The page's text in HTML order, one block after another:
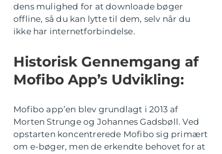
dens mulighed for at downloade bøger
offline, så du kan lytte til dem, selv når du
ikke har internetforbindelse.
Historisk Gennemgang af
Mofibo App’s Udvikling:
Mofibo app’en blev grundlagt i 2013 af
Morten Strunge og Johannes Gadsbøll. Ved
opstarten koncentrerede Mofibo sig primært
om e-bøger, men de erkendte behovet for at